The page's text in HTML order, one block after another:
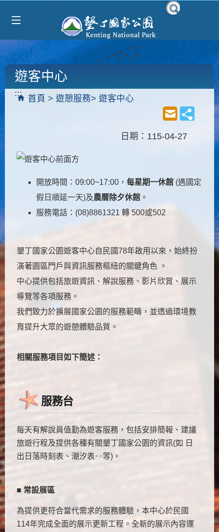
:::
首頁 遊憩服務 遊客中心
遊客中心
日期：115-04-27
開放時間：09:00~17:00， 每星期一休館(遇國定
假日順延一天)及農曆除夕休館。
服務電話：(08)8861321 轉 500或502
墾丁國家公園遊客中心自民國78年啟用以來，始終扮
演著園區門戶與資訊服務樞紐的關鍵角色 。
中心提供包括旅遊資訊、解說服務、影片欣賞、展示
導覽等各項服務。
我們致力於擴展國家公園的服務範疇，並透過環境教
育提升大眾的遊憩體驗品質。
相關服務項目如下簡述：
服務台
每天有解說員值勤為遊客服務，包括安排簡報、建議
旅遊行程及提供各種有關墾丁國家公園的資訊(如 日
出日落時刻表、潮汐表‥等)。
■ 常設展區
為提供更符合當代需求的服務體驗，本中心於民國
114年完成全面的展示更新工程。全新的展示內容運